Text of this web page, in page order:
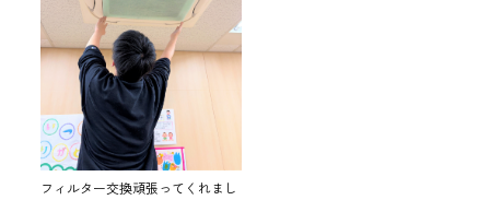
フィルター交換頑張ってくれまし